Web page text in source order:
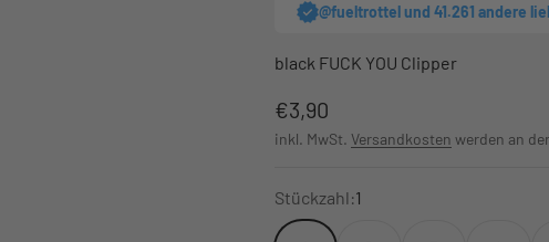
@fueltrottel und 41.261 andere
black FUCK YOU Clipper
Angebot
€3,90
inkl. MwSt. Versandkosten werden an
Stückzahl:1